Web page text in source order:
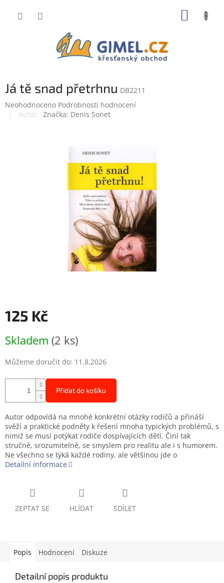
Já tě snad přetrhnu DB2211
Průměrné
hodnocení
Neohodnoceno Podrobnosti hodnocení
Značka: Denis Sonet
125 Kč
cena:
Skladem (2 ks)
Můžeme doručit do: 11.8.2026
Přidat do košíku
Autor odpovídá na mnohé konkrétní otázky rodičů a přináší
svěží a praktické podněty k řešení mnoha typických problémů, s
nimiž se musí potýkat rodiče dospívajících dětí. Činí tak
stručně, srozumitelně, se smyslem pro realitu ale i s humorem.
Ne všechno se týká každé rodiny, ale většinou jde o
Detailní informace
ZEPTAT SE HLÍDAT SDÍLET
Popis Hodnocení Diskuze
Detailní popis produktu